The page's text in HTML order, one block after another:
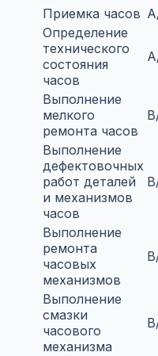
Приемка часов
Определение
технического
состояния
часов
Выполнение
мелкого
ремонта часов
Выполнение
дефектовочных
работ деталей
и механизмов
часов
Выполнение
ремонта
часовых
механизмов
Выполнение
смазки
часового
механизма